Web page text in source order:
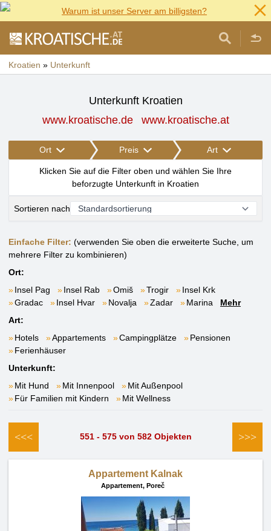
Warum ist unser Server am billigsten?
Kroatien » Unterkunft
Unterkunft Kroatien
www.kroatische.de
www.kroatische.at
Ort Preis Art
Klicken Sie auf die Filter oben und wählen Sie Ihre
beforzugte Unterkunft in Kroatien
Sortieren nach
Einfache Filter: (verwenden Sie oben die erweiterte Suche, um
mehrere Filter zu kombinieren)
Ort:
Insel Pag
Insel Rab Omiš Trogir
Insel Krk
Gradac
Insel Hvar Novalja Zadar Marina
Mehr
Art:
Hotels
Appartements Campingplätze
Pensionen
Ferienhäuser
Unterkunft:
Mit Hund
Mit Innenpool
Mit Außenpool
Für Familien mit Kindern
Mit Wellness
<<< 551 - 575 von 582 Objekten >>>
Appartement Kalnak
Appartement, Poreč